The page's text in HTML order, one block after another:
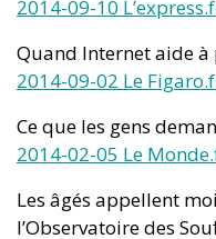
2014-09-10
Quand Internet aide à
2014-09-02 Le
Ce que les gens
2014-02-05 Le
Les âgés appellent
l’Observatoire des